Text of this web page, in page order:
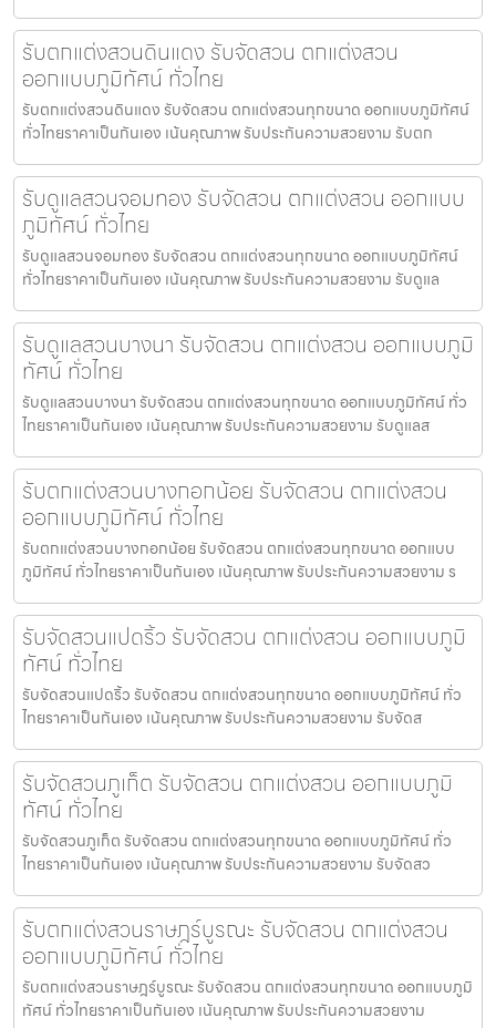
รับตกแต่งสวนดินแดง รับจัดสวน ตกแต่งสวน
ออกแบบภูมิทัศน์ ทั่วไทย
รับตกแต่งสวนดินแดง รับจัดสวน ตกแต่งสวนทุกขนาด ออกแบบภูมิทัศน์
ทั่วไทยราคาเป็นกันเอง เน้นคุณภาพ รับประกันความสวยงาม รับตก
รับดูแลสวนจอมทอง รับจัดสวน ตกแต่งสวน ออกแบบ
ภูมิทัศน์ ทั่วไทย
รับดูแลสวนจอมทอง รับจัดสวน ตกแต่งสวนทุกขนาด ออกแบบภูมิทัศน์
ทั่วไทยราคาเป็นกันเอง เน้นคุณภาพ รับประกันความสวยงาม รับดูแล
รับดูแลสวนบางนา รับจัดสวน ตกแต่งสวน ออกแบบภูมิ
ทัศน์ ทั่วไทย
รับดูแลสวนบางนา รับจัดสวน ตกแต่งสวนทุกขนาด ออกแบบภูมิทัศน์ ทั่ว
ไทยราคาเป็นกันเอง เน้นคุณภาพ รับประกันความสวยงาม รับดูแลส
รับตกแต่งสวนบางกอกน้อย รับจัดสวน ตกแต่งสวน
ออกแบบภูมิทัศน์ ทั่วไทย
รับตกแต่งสวนบางกอกน้อย รับจัดสวน ตกแต่งสวนทุกขนาด ออกแบบ
ภูมิทัศน์ ทั่วไทยราคาเป็นกันเอง เน้นคุณภาพ รับประกันความสวยงาม ร
รับจัดสวนแปดริ้ว รับจัดสวน ตกแต่งสวน ออกแบบภูมิ
ทัศน์ ทั่วไทย
รับจัดสวนแปดริ้ว รับจัดสวน ตกแต่งสวนทุกขนาด ออกแบบภูมิทัศน์ ทั่ว
ไทยราคาเป็นกันเอง เน้นคุณภาพ รับประกันความสวยงาม รับจัดส
รับจัดสวนภูเก็ต รับจัดสวน ตกแต่งสวน ออกแบบภูมิ
ทัศน์ ทั่วไทย
รับจัดสวนภูเก็ต รับจัดสวน ตกแต่งสวนทุกขนาด ออกแบบภูมิทัศน์ ทั่ว
ไทยราคาเป็นกันเอง เน้นคุณภาพ รับประกันความสวยงาม รับจัดสว
รับตกแต่งสวนราษฎร์บูรณะ รับจัดสวน ตกแต่งสวน
ออกแบบภูมิทัศน์ ทั่วไทย
รับตกแต่งสวนราษฎร์บูรณะ รับจัดสวน ตกแต่งสวนทุกขนาด ออกแบบภูมิ
ทัศน์ ทั่วไทยราคาเป็นกันเอง เน้นคุณภาพ รับประกันความสวยงาม